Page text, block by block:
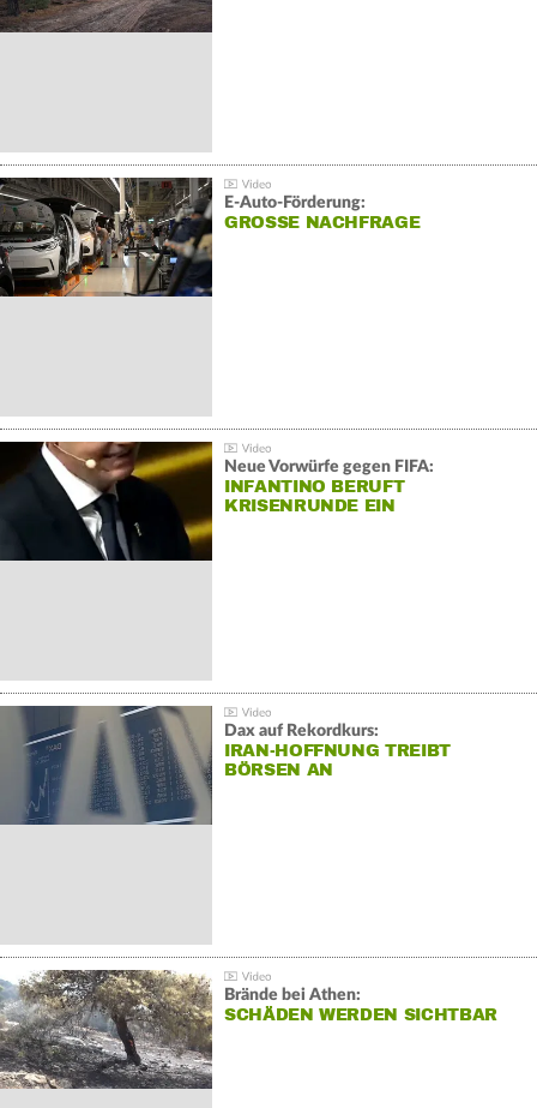
E-Auto-Förderung:
GROSSE NACHFRAGE
Neue Vorwürfe gegen FIFA:
INFANTINO BERUFT
KRISENRUNDE EIN
Dax auf Rekordkurs:
IRAN-HOFFNUNG TREIBT
BÖRSEN AN
Brände bei Athen:
SCHÄDEN WERDEN SICHTBAR